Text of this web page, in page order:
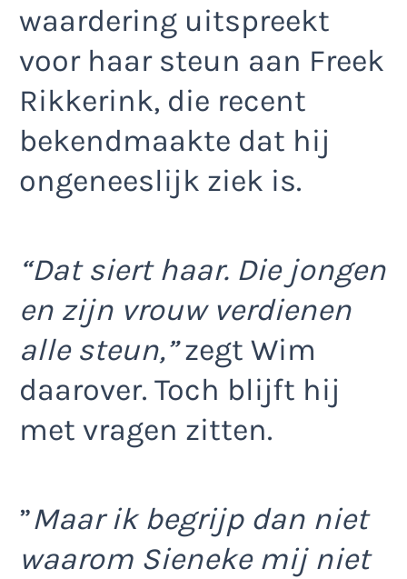
waardering uitspreekt
voor haar steun aan Freek
Rikkerink, die recent
bekendmaakte dat hij
ongeneeslijk ziek is.
“Dat siert haar. Die jongen
en zijn vrouw verdienen
alle steun,”zegt Wim
daarover. Toch blijft hij
met vragen zitten.
”Maar ik begrijp dan niet
waarom Sieneke mij niet